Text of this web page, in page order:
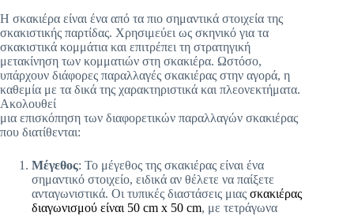
Η σκακιέρα είναι ένα από τα πιο σημαντικά στοιχεία της
σκακιστικής παρτίδας. Χρησιμεύει ως σκηνικό για τα
σκακιστικά κομμάτια και επιτρέπει τη στρατηγική
μετακίνηση των κομματιών στη σκακιέρα. Ωστόσο,
υπάρχουν διάφορες παραλλαγές σκακιέρας στην αγορά, η
καθεμία με τα δικά της χαρακτηριστικά και πλεονεκτήματα.
Ακολουθεί
μια επισκόπηση των διαφορετικών παραλλαγών σκακιέρας
που διατίθενται:
Μέγεθος: Το μέγεθος της σκακιέρας είναι ένα
σημαντικό στοιχείο, ειδικά αν θέλετε να παίξετε
ανταγωνιστικά. Οι τυπικές διαστάσεις μιας σκακιέρας
διαγωνισμού είναι 50 cm x 50 cm, με τετράγωνα